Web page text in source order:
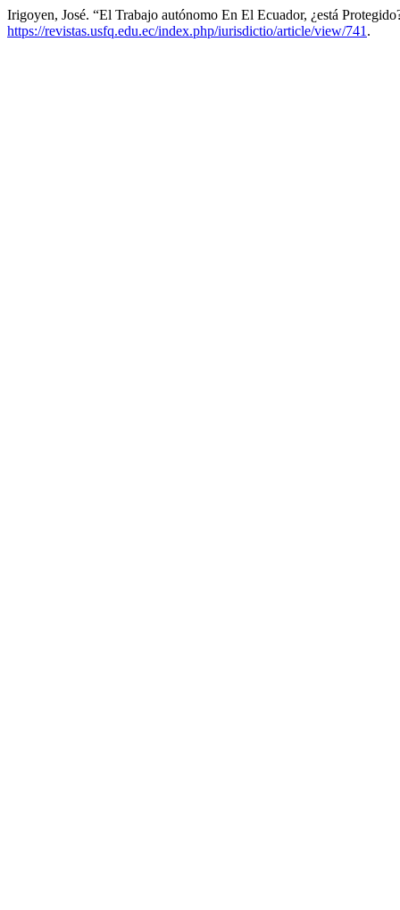
Irigoyen, José. “El Trabajo autónomo En El Ecuador, ¿está
https://revistas.usfq.edu.ec/index.php/iurisdictio/article/view/741 .